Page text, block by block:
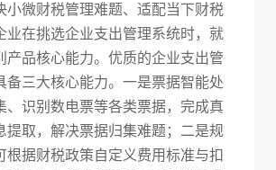
小微财税管理难题、适配当下财税
业在挑选企业支出管理系统时，就
产品核心能力。优质的企业支出管
备三大核心能力。一是票据智能处
、识别数电票等各类票据，完成真
提取，解决票据归集难题；二是规
根据财税政策自定义费用标准与扣